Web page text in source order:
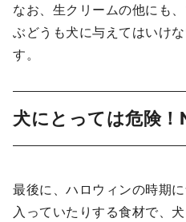
なお、生クリームの他にも
ぶどうも犬に与えてはいけ
す。
犬にとっては危険！
最後に、ハロウィンの時期
入っていたりする食材で、